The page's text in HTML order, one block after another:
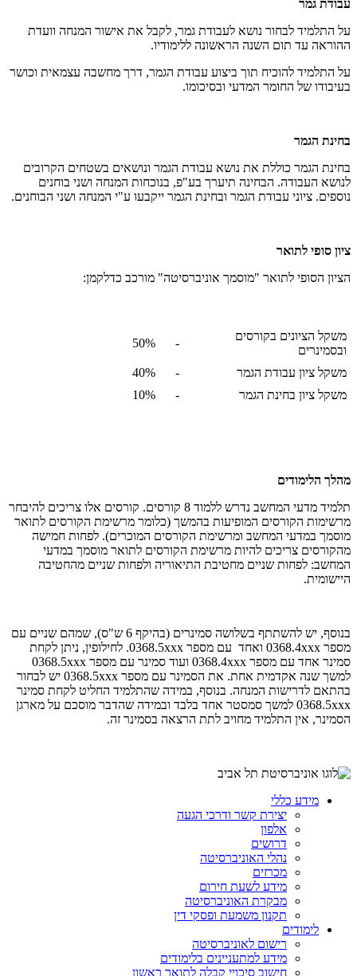
עבודת גמר
על התלמיד לבחור נושא לעבודת גמר, לקבל את אישור המנחה וועדת
ההוראה עד תום השנה הראשונה ללימודיו.
על התלמיד להוכיח תוך ביצוע עבודת הגמר, דרך מחשבה עצמאית וכושר
בעיבודו של החומר המדעי ובסיכומו.
בחינת הגמר
בחינת הגמר כוללת את נושא עבודת הגמר ונושאים בשטחים הקרובים
לנושא העבודה. הבחינה תיערך בע"פ, בנוכחות המנחה ושני בוחנים
נוספים. ציוני עבודת הגמר ובחינת הגמר ייקבעו ע"י המנחה ושני הבוחנים.
ציון סופי לתואר
הציון הסופי לתואר "מוסמך אוניברסיטה" מורכב כדלקמן:
משקל הציונים בקורסים
ובסמינרים
-
50%
משקל ציון עבודת הגמר -
40%
משקל ציון בחינת הגמר
-
10%
מהלך הלימודים
תלמיד מדעי המחשב נדרש ללמוד 8 קורסים. קורסים אלו צריכים להיבחר
מרשימות הקורסים המופיעות בהמשך (כלומר מרשימת הקורסים לתואר
מוסמך במדעי המחשב ומרשימת הקורסים המוכרים). לפחות חמישה
מהקורסים צריכים להיות מרשימת הקורסים לתואר מוסמך במדעי
המחשב: לפחות שניים מחטיבת התיאוריה ולפחות שניים מהחטיבה
היישומית.
בנוסף, יש להשתתף בשלושה סמינרים (בהיקף 6 ש"ס), שמהם שניים עם
מספר 0368.4xxx ואחד עם מספר 0368.5xxx. לחילופין, ניתן לקחת
סמינר אחד עם מספר 0368.4xxx ועוד סמינר עם מספר 0368.5xxx
למשך שנה אקדמית אחת. את הסמינר עם מספר 0368.5xxx יש לבחור
בהתאם לדרישות המנחה. בנוסף, במידה שהתלמיד החליט לקחת סמינר
0368.5xxx למשך סמסטר אחד בלבד ובמידה שהדבר מוסכם על מארגן
הסמינר, אין התלמיד מחויב לתת הרצאה בסמינר זה.
מידע כללי
יצירת קשר ודרכי הגעה
אלפון
דרושים
נהלי האוניברסיטה
מכרזים
מידע לשעת חירום
מבקרת האוניברסיטה
תקנון משמעת ופסקי דין
לימודים
רישום לאוניברסיטה
מידע למתעניינים בלימודים
חישוב סיכויי קבלה לתואר ראשון